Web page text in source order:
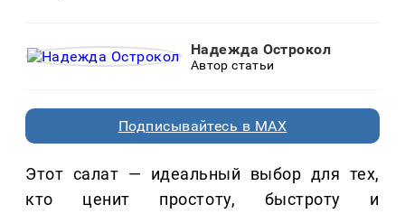
Надежда Острокол
Автор статьи
Подписывайтесь в MAX
Этот салат — идеальный выбор для тех,
кто ценит простоту, быстроту и